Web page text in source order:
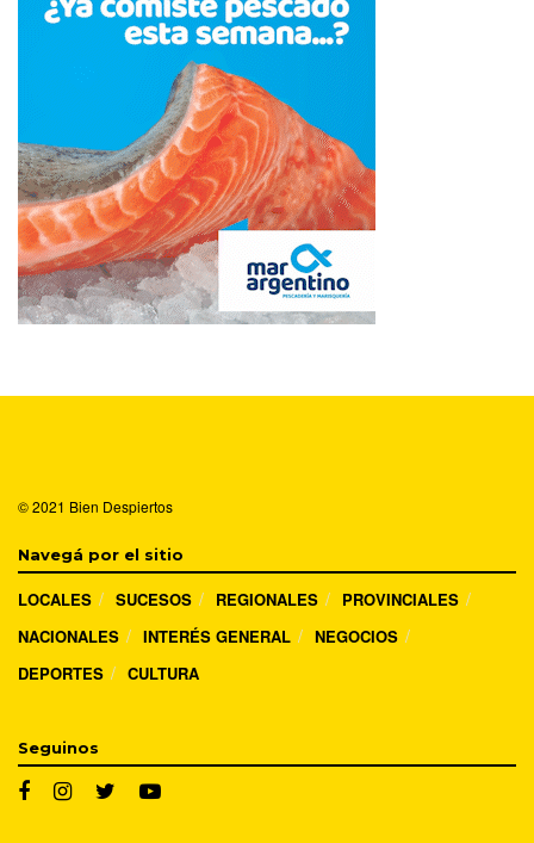
© 2021 Bien Despiertos
Navegá por el sitio
LOCALES SUCESOS REGIONALES
PROVINCIALES
NACIONALES
INTERÉS GENERAL
NEGOCIOS
DEPORTES
CULTURA
Seguinos